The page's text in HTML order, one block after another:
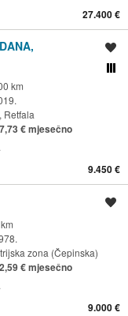
27.400 €
km
Retfala
€ mjesečno
9.450 €
zona (Čepinska)
€ mjesečno
9.000 €